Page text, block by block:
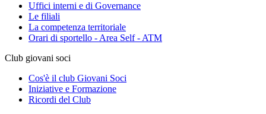
Uffici interni e di Governance
Le filiali
La competenza territoriale
Orari di sportello - Area Self - ATM
Club giovani soci
Cos'è il club Giovani Soci
Iniziative e Formazione
Ricordi del Club